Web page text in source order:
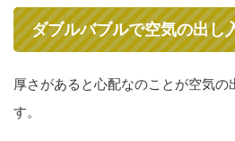
ダブルバブルで空気の出し
厚さがあると心配なのことが空気
す。